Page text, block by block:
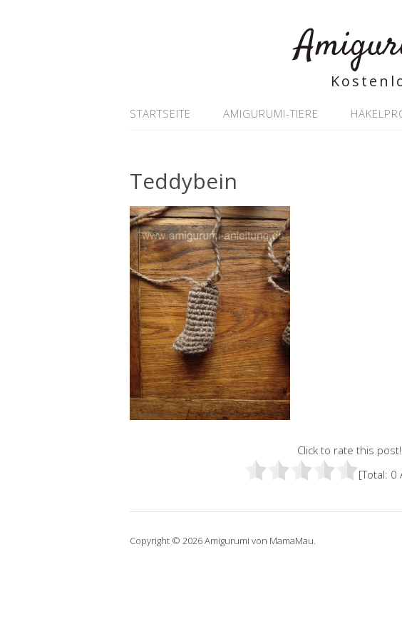
STARTSEITE AMIGURUMI-TIERE
Teddybein
Click to rate this post!
[Total: 0
Copyright © 2026 Amigurumi von MamaMau.